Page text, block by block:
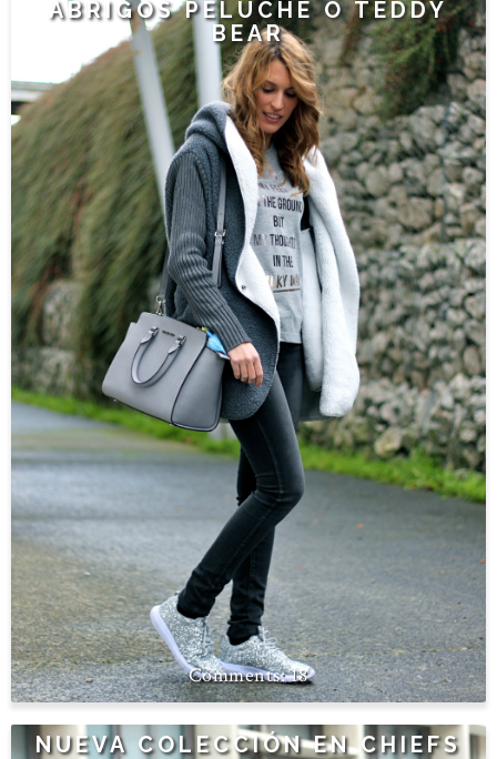
ABRIGOS PELUCHE O TEDDY
BEAR
18
NUEVA COLECCIÓN EN CHIEFS